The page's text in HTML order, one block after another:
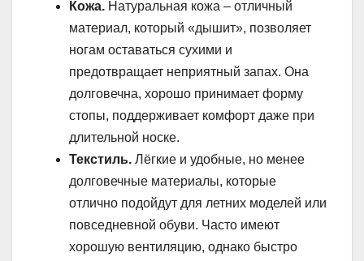
Кожа. Натуральная кожа – отличный
материал, который «дышит», позволяет
ногам оставаться сухими и
предотвращает неприятный запах. Она
долговечна, хорошо принимает форму
стопы, поддерживает комфорт даже при
длительной носке.
Текстиль. Лёгкие и удобные, но менее
долговечные материалы, которые
отлично подойдут для летних моделей или
повседневной обуви. Часто имеют
хорошую вентиляцию, однако быстро